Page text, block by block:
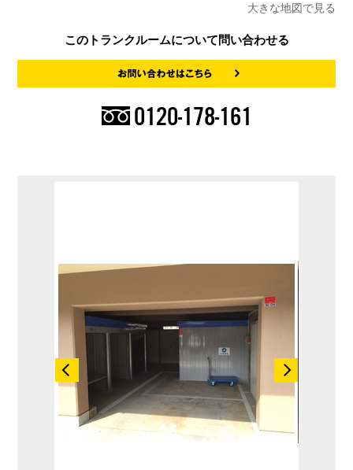
大きな地図で見る
このトランクルームについて問い合わせる
0120-178-161